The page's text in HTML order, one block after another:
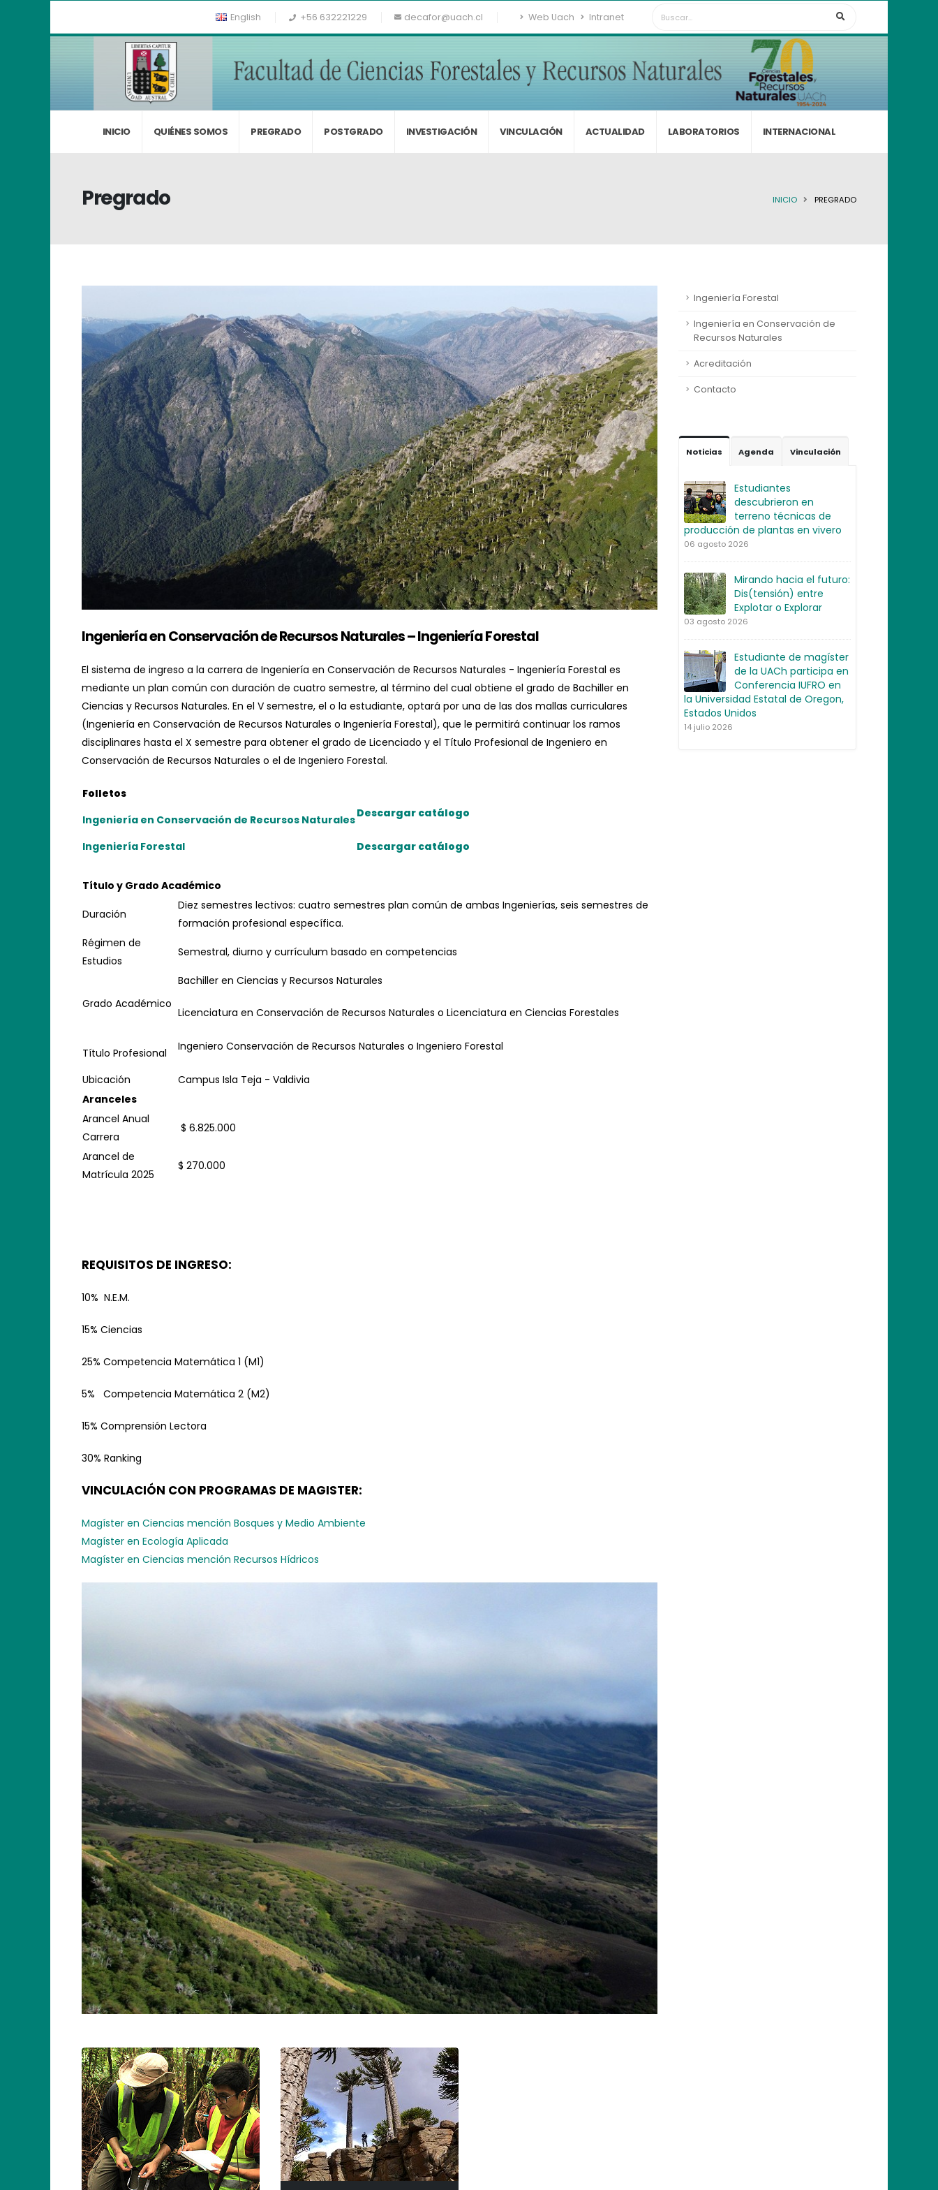
English +56 632221229 decafor@uach.cl Web Uach Intranet
INICIO QUIÉNES SOMOS PREGRADO POSTGRADO INVESTIGACIÓN VINCULACIÓN ACTUALIDAD LABORATORIOS INTERNACIONAL
Pregrado INICIO PREGRADO
Ingeniería en Conservación de Recursos Naturales – Ingeniería Forestal
El sistema de ingreso a la carrera de Ingeniería en Conservación de Recursos Naturales - Ingeniería Forestal es
mediante un plan común con duración de cuatro semestre, al término del cual obtiene el grado de Bachiller en
Ciencias y Recursos Naturales. En el V semestre, el o la estudiante, optará por una de las dos mallas curriculares
(Ingeniería en Conservación de Recursos Naturales o Ingeniería Forestal), que le permitirá continuar los ramos
disciplinares hasta el X semestre para obtener el grado de Licenciado y el Título Profesional de Ingeniero en
Conservación de Recursos Naturales o el de Ingeniero Forestal.
Folletos
Ingeniería en Conservación de Recursos NaturalesDescargar catálogo
Ingeniería Forestal Descargar catálogo
Título y Grado Académico
Duración
Diez semestres lectivos: cuatro semestres plan común de ambas Ingenierías, seis semestres de
formación profesional específica.
Régimen de
Estudios
Semestral, diurno y currículum basado en competencias
Grado Académico
Bachiller en Ciencias y Recursos Naturales
Licenciatura en Conservación de Recursos Naturales o Licenciatura en Ciencias Forestales
Título Profesional Ingeniero Conservación de Recursos Naturales o Ingeniero Forestal
Ubicación
Campus Isla Teja - Valdivia
Aranceles
Arancel Anual
Carrera
$ 6.825.000
Arancel de
Matrícula 2025
$ 270.000
REQUISITOS DE INGRESO:
10% N.E.M.
15% Ciencias
25% Competencia Matemática 1 (M1)
5% Competencia Matemática 2 (M2)
15% Comprensión Lectora
30% Ranking
VINCULACIÓN CON PROGRAMAS DE MAGISTER:
Magíster en Ciencias mención Bosques y Medio Ambiente
Magíster en Ecología Aplicada
Magíster en Ciencias mención Recursos Hídricos
Ingeniería Forestal
Ingeniería en Conservación de
Recursos Naturales
Acreditación
Contacto
Noticias Agenda Vinculación
Estudiantes
descubrieron en
terreno técnicas de
producción de plantas en vivero
06 agosto 2026
Mirando hacia el futuro:
Dis(tensión) entre
Explotar o Explorar
03 agosto 2026
Estudiante de magíster
de la UACh participa en
Conferencia IUFRO en
la Universidad Estatal de Oregon,
Estados Unidos
14 julio 2026